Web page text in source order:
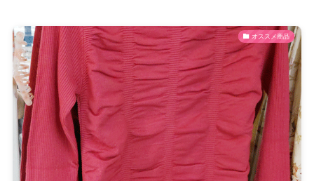
オススメ商品